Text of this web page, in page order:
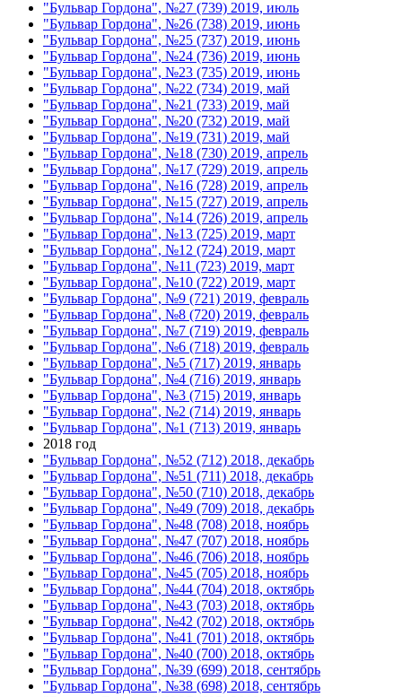
"Бульвар Гордона", №27 (739) 2019, июль
"Бульвар Гордона", №26 (738) 2019, июнь
"Бульвар Гордона", №25 (737) 2019, июнь
"Бульвар Гордона", №24 (736) 2019, июнь
"Бульвар Гордона", №23 (735) 2019, июнь
"Бульвар Гордона", №22 (734) 2019, май
"Бульвар Гордона", №21 (733) 2019, май
"Бульвар Гордона", №20 (732) 2019, май
"Бульвар Гордона", №19 (731) 2019, май
"Бульвар Гордона", №18 (730) 2019, апрель
"Бульвар Гордона", №17 (729) 2019, апрель
"Бульвар Гордона", №16 (728) 2019, апрель
"Бульвар Гордона", №15 (727) 2019, апрель
"Бульвар Гордона", №14 (726) 2019, апрель
"Бульвар Гордона", №13 (725) 2019, март
"Бульвар Гордона", №12 (724) 2019, март
"Бульвар Гордона", №11 (723) 2019, март
"Бульвар Гордона", №10 (722) 2019, март
"Бульвар Гордона", №9 (721) 2019, февраль
"Бульвар Гордона", №8 (720) 2019, февраль
"Бульвар Гордона", №7 (719) 2019, февраль
"Бульвар Гордона", №6 (718) 2019, февраль
"Бульвар Гордона", №5 (717) 2019, январь
"Бульвар Гордона", №4 (716) 2019, январь
"Бульвар Гордона", №3 (715) 2019, январь
"Бульвар Гордона", №2 (714) 2019, январь
"Бульвар Гордона", №1 (713) 2019, январь
2018 год
"Бульвар Гордона", №52 (712) 2018, декабрь
"Бульвар Гордона", №51 (711) 2018, декабрь
"Бульвар Гордона", №50 (710) 2018, декабрь
"Бульвар Гордона", №49 (709) 2018, декабрь
"Бульвар Гордона", №48 (708) 2018, ноябрь
"Бульвар Гордона", №47 (707) 2018, ноябрь
"Бульвар Гордона", №46 (706) 2018, ноябрь
"Бульвар Гордона", №45 (705) 2018, ноябрь
"Бульвар Гордона", №44 (704) 2018, октябрь
"Бульвар Гордона", №43 (703) 2018, октябрь
"Бульвар Гордона", №42 (702) 2018, октябрь
"Бульвар Гордона", №41 (701) 2018, октябрь
"Бульвар Гордона", №40 (700) 2018, октябрь
"Бульвар Гордона", №39 (699) 2018, сентябрь
"Бульвар Гордона", №38 (698) 2018, сентябрь